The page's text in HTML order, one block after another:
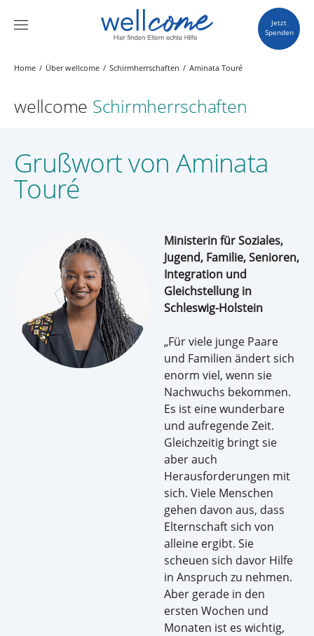
Jetzt
Spenden
Home Über wellcome Schirmherrschaften Aminata Touré
wellcome Schirmherrschaften
Grußwort von Aminata
Touré
Ministerin für Soziales,
Jugend, Familie, Senioren,
Integration und
Gleichstellung in
Schleswig-Holstein
„Für viele junge Paare
und Familien ändert sich
enorm viel, wenn sie
Nachwuchs bekommen.
Es ist eine wunderbare
und aufregende Zeit.
Gleichzeitig bringt sie
aber auch
Herausforderungen mit
sich. Viele Menschen
gehen davon aus, dass
Elternschaft sich von
alleine ergibt. Sie
scheuen sich davor Hilfe
in Anspruch zu nehmen.
Aber gerade in den
ersten Wochen und
Monaten ist es wichtig,